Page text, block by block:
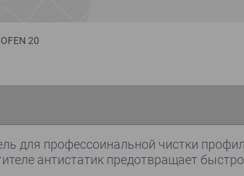
20
для профессоинальной чистки
антистатик предотвращает